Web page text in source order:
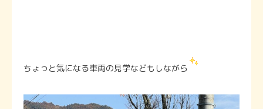
ちょっと気になる車両の見学などもしながら